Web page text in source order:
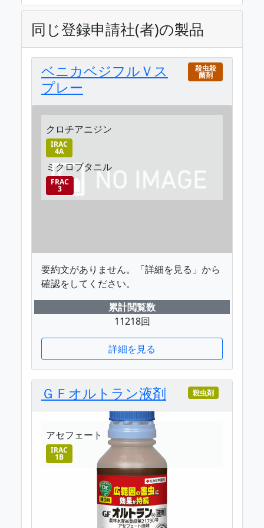
同じ登録申請社(者)の製品
ベニカベジフルＶス
プレー
殺虫殺
菌剤
クロチアニジン
IRAC
4A
ミクロブタニル
FRAC
3
要約文がありません。「詳細を見る」から
確認をしてください。
累計閲覧数
11218回
詳細を見る
ＧＦオルトラン液剤 殺虫剤
アセフェート
IRAC
1B